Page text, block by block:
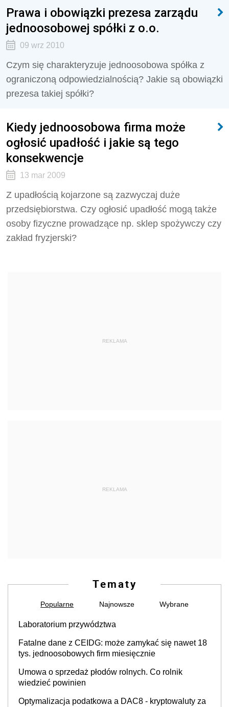
Prawa i obowiązki prezesa zarządu
jednoosobowej spółki z o.o.
09 wrz 2010
Czym się charakteryzuje jednoosobowa spółka z
ograniczoną odpowiedzialnością? Jakie są obowiązki
prezesa takiej spółki?
Kiedy jednoosobowa firma może
ogłosić upadłość i jakie są tego
konsekwencje
13 mar 2009
Z upadłością kojarzone są zazwyczaj duże
przedsiębiorstwa. Czy ogłosić upadłość mogą także
osoby fizyczne prowadzące np. sklep spożywczy czy
zakład fryzjerski?
REKLAMA
REKLAMA
Tematy
Popularne Najnowsze Wybrane
Laboratorium przywództwa
Fatalne dane z CEIDG: może zamykać się nawet 18
tys. jednoosobowych firm miesięcznie
Umowa o sprzedaż płodów rolnych. Co rolnik
wiedzieć powinien
Optymalizacja podatkowa a DAC8 - kryptowaluty za